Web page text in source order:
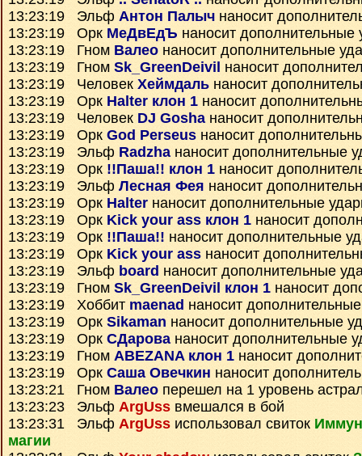
13:23:19 Эльф Антон Палыч наносит
13:23:19 Орк МеДвЕдЪ наносит дополнительные
13:23:19 Гном Валео наносит дополнительные
13:23:19 Гном Sk_GreenDeivil наносит
13:23:19 Человек Хеймдаль наносит
13:23:19 Орк Halter клон 1 наносит
13:23:19 Человек DJ Gosha наносит
13:23:19 Орк God Perseus наносит
13:23:19 Эльф Radzhaнаносит дополнительные
13:23:19 Орк !!Паша!! клон 1 наносит
13:23:19 Эльф Лесная Фея наносит
13:23:19 Орк Halter наносит дополнительные
13:23:19 Орк Kick your ass клон 1 наносит
13:23:19 Орк !!Паша!! наносит дополнительные
13:23:19 Орк Kick your ass наносит
13:23:19 Эльф board наносит дополнительные
13:23:19 Гном Sk_GreenDeivil клон 1 наносит
13:23:19 Хоббит maenad наносит
13:23:19 Орк Sikaman наносит дополнительные
13:23:19 Орк СДаровананосит дополнительные
13:23:19 Гном ABEZANA клон 1 наносит
13:23:19 Орк Саша Овечкин наносит
13:23:21 Гном Валео перешел на 1 уровень
13:23:23 Эльф ArgUss вмешался в бой
13:23:31 Эльф ArgUss использовал свиток
магии